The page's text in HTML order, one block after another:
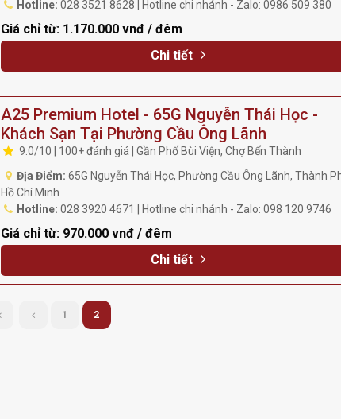
Hotline: 028 3521 8628 | Hotline chi nhánh - Zalo: 0986 509 380
Giá chỉ từ: 1.170.000 vnđ / đêm
Chi tiết
A25 Premium Hotel - 65G Nguyễn Thái Học -
Khách Sạn Tại Phường Cầu Ông Lãnh
9.0/10 | 100+ đánh giá | Gần Phố Bùi Viện, Chợ Bến Thành
Địa Điểm: 65G Nguyễn Thái Học, Phường Cầu Ông Lãnh, Thành
Hồ Chí Minh
Hotline: 028 3920 4671 | Hotline chi nhánh - Zalo: 098 120 9746
Giá chỉ từ: 970.000 vnđ / đêm
Chi tiết
1 2